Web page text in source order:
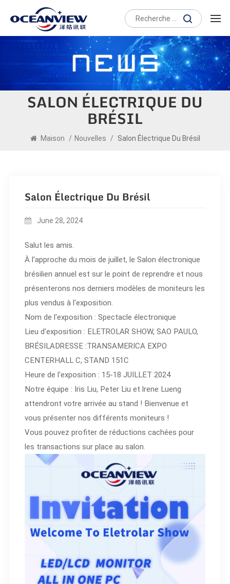
SALON ÉLECTRIQUE DU
BRÉSIL
Maison / Nouvelles / Salon Électrique Du Brésil
Salon Électrique Du Brésil
June 28, 2024
Salut les amis.
À l'approche du mois de juillet, le Salon électronique
brésilien annuel est sur le point de reprendre et nous
présenterons nos derniers modèles de moniteurs les
plus vendus à l'exposition.
Nom de l'exposition : Spectacle électronique
Lieu d'exposition : ELETROLAR SHOW, SAO PAULO,
BRÉSILADRESSE :TRANSAMERICA EXPO
CENTERHALL C, STAND 151C
Heure de l'exposition : 15-18 JUILLET 2024
Notre équipe : Iris Liu, Peter Liu et lrene Lueng
attendront votre arrivée au stand ! Bienvenue et
vous présenter nos différents moniteurs !
Vous pouvez profiter de réductions cachées pour
les transactions sur place au salon.